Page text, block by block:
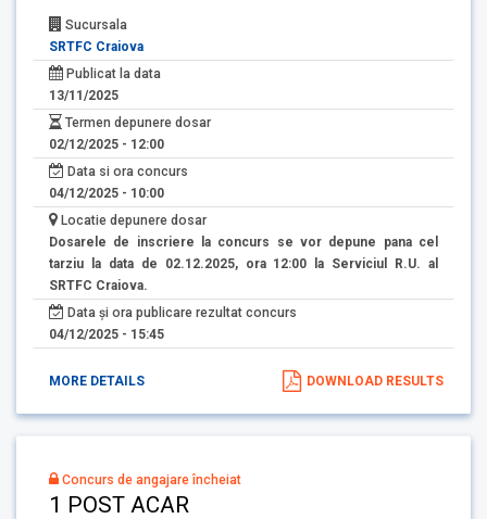
Sucursala
SRTFC Craiova
Publicat la data
13/11/2025
Termen depunere dosar
02/12/2025 - 12:00
Data si ora concurs
04/12/2025 - 10:00
Locatie depunere dosar
Dosarele de inscriere la concurs se vor depune pana cel
tarziu la data de 02.12.2025, ora 12:00 la Serviciul R.U. al
SRTFC Craiova.
Data și ora publicare rezultat concurs
04/12/2025 - 15:45
MORE DETAILS DOWNLOAD RESULTS
Concurs de angajare încheiat
1 POST ACAR